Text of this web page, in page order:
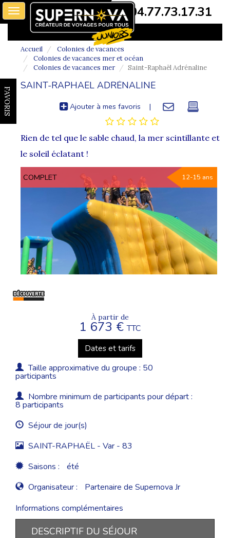
04.77.73.17.31
Toggle
navigation
FAVORIS
Accueil
Colonies de vacances
Colonies de vacances mer et océan
Colonies de vacances mer
Saint-Raphaël Adrénaline
SAINT-RAPHAËL ADRÉNALINE
Ajouter à mes favoris |
Rien de tel que le sable chaud, la mer scintillante et
le soleil éclatant !
COMPLET 12-15 ans
À partir de
1 673 €TTC
Dates et tarifs
Taille approximative du groupe : 50
participants
Nombre minimum de participants pour départ :
8 participants
Séjour de jour(s)
SAINT-RAPHAËL - Var - 83
Saisons :
été
Organisateur :
Partenaire de Supernova Jr
Informations complémentaires
DESCRIPTIF DU SÉJOUR